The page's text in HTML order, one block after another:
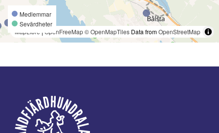
Medlemmar
Sevärdheter
MapLibre | OpenFreeMap© OpenMapTiles Data fromOpenStreetMap
Footer